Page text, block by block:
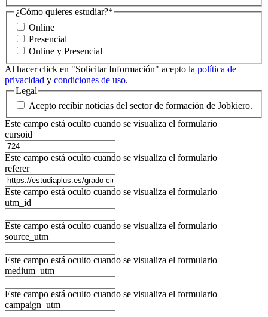
¿Cómo quieres estudiar?*
Online
Presencial
Online y Presencial
Al hacer click en "Solicitar Información" acepto la política de
privacidad y condiciones de uso.
Legal
Acepto recibir noticias del sector de formación de Jobkiero.
Este campo está oculto cuando se visualiza el formulario
cursoid
Este campo está oculto cuando se visualiza el formulario
referer
Este campo está oculto cuando se visualiza el formulario
utm_id
Este campo está oculto cuando se visualiza el formulario
source_utm
Este campo está oculto cuando se visualiza el formulario
medium_utm
Este campo está oculto cuando se visualiza el formulario
campaign_utm